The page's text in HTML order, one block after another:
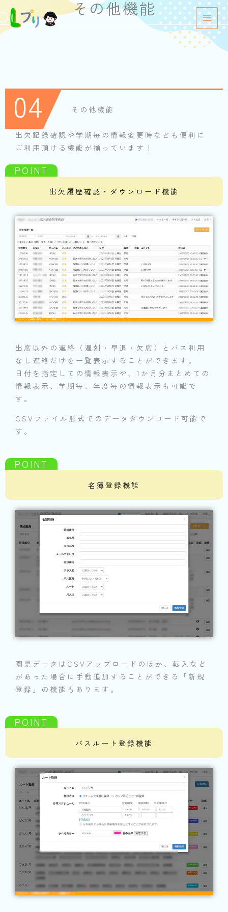
容
を
その他機能
04 その他機能
出欠記録確認や学期毎の情報変更時なども便利に
ご利用頂ける機能が揃っています！
出欠履歴確認・ダウンロード機能
出席以外の連絡（遅刻・早退・欠席）とバス利用
なし連絡だけを一覧表示することができます。
日付を指定しての情報表示や、1か月分まとめての
情報表示、学期毎、年度毎の情報表示も可能で
す。
CSVファイル形式でのデータダウンロード可能で
す。
名簿登録機能
園児データはCSVアップロードのほか、転入など
があった場合に手動追加することができる「新規
登録」の機能もあります。
バスルート登録機能